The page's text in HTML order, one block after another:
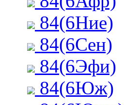
84(6Ние)
84(6Сен)
84(6Эфи)
84(6Юж)